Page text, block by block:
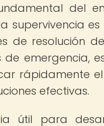
del
supervivencia es
de resolución
de emergencia,
rápidamente
efectivas.
útil para